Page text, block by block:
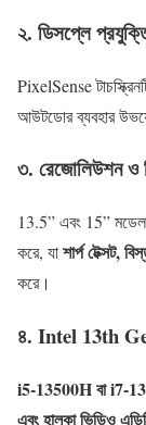
২. ডিসপ্লে
PixelSense
আউটডোর ব্যবহার
৩. রেজোলিউশন ও
13.5” এবং 15”
করে, যাশার্প টেক্সট,
করে।
৪. Intel 13th
i5-13500H বা i7-
এবং হালকা ভিডিও